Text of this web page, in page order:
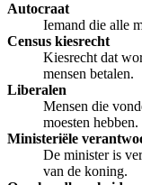
Autocraat
Iemand die alle
Census kiesrecht
Kiesrecht dat
mensen betalen.
Liberalen
Mensen die
moesten hebben.
Ministeriële
De minister is
van de koning.